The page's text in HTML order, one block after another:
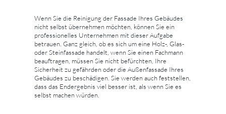
Wenn Sie die Reinigung der Fassade Ihres Gebäudes
nicht selbst übernehmen möchten, können Sie ein
professionelles Unternehmen mit dieser Aufgabe
betrauen. Ganz gleich, ob es sich um eine Holz-, Glas-
oder Steinfassade handelt, wenn Sie einen Fachmann
beauftragen, müssen Sie nicht befürchten, Ihre
Sicherheit zu gefährden oder die Außenfassade Ihres
Gebäudes zu beschädigen. Sie werden auch feststellen,
dass das Endergebnis viel besser ist, als wenn Sie es
selbst machen würden.